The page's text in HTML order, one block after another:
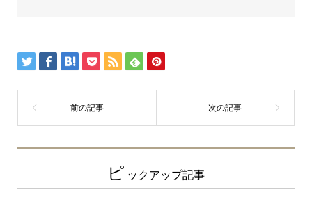
ピ ックアップ記事